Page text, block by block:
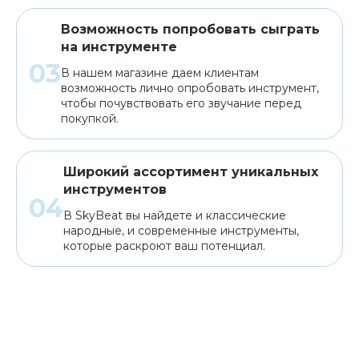
Возможность попробовать сыграть
на инструменте
В нашем магазине даем клиентам
возможность лично опробовать инструмент,
чтобы почувствовать его звучание перед
покупкой.
Широкий ассортимент уникальных
инструментов
В SkyBeat вы найдете и классические
народные, и современные инструменты,
которые раскроют ваш потенциал.